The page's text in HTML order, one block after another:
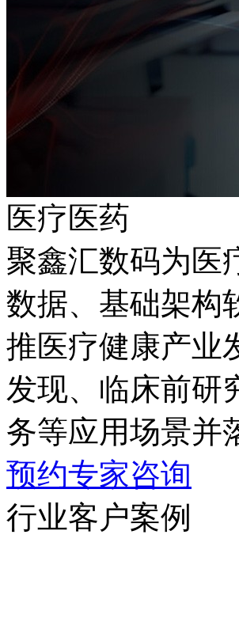
医疗医药
聚鑫汇数码为医
数据、基础架
推医疗健康产业
发现、临床前
务等应用场景并
预约专家咨询
行业客户案例